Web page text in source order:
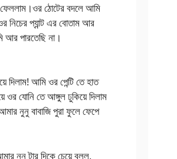
ঠোটের বদলে আমি
প্যান্ট এর বোতাম আর
পারতেছি না।
দিলাম! আমি ওর পেন্টি তে হাত
ওর যোনি তে আঙ্গুল ঢুকিয়ে দিলাম
নুনু বাবাজি পুরা ফুলে ফেপে
নুনু টার দিকে চেয়ে বলল,